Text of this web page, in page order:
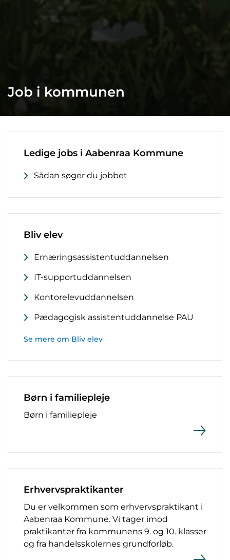
Job i kommunen
Ledige jobs i Aabenraa Kommune
Sådan søger du jobbet
Bliv elev
Ernæringsassistentuddannelsen
IT-supportuddannelsen
Kontorelevuddannelsen
Pædagogisk assistentuddannelse PAU
Se mere om Bliv elev
Børn i familiepleje
Børn i familiepleje
Erhvervspraktikanter
Du er velkommen som erhvervspraktikant i
Aabenraa Kommune. Vi tager imod
praktikanter fra kommunens 9. og 10. klasser
og fra handelsskolernes grundforløb.